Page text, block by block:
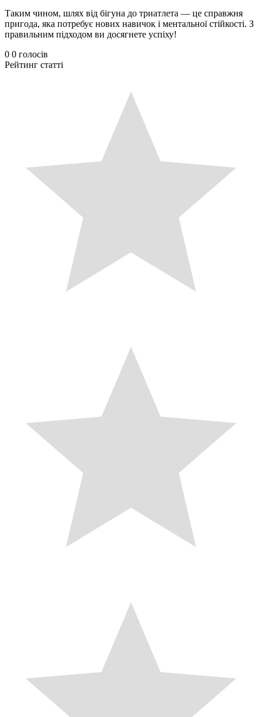
Таким чином, шлях від бігуна до триатлета — це справжня
пригода, яка потребує нових навичок і ментальної стійкості. З
правильним підходом ви досягнете успіху!
0 0 голосів
Рейтинг статті